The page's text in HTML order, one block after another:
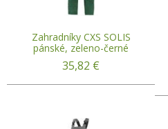
Zahradníky CXS SOLIS
pánské, zeleno-černé
35,82 €